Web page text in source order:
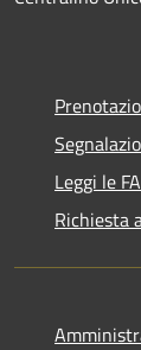
Leggi le
Richiesta